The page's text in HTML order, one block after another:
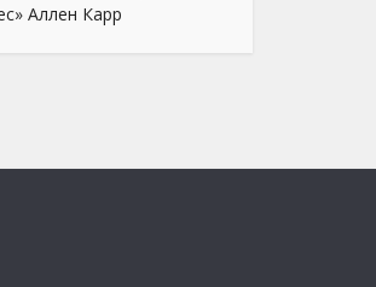
Аллен Карр